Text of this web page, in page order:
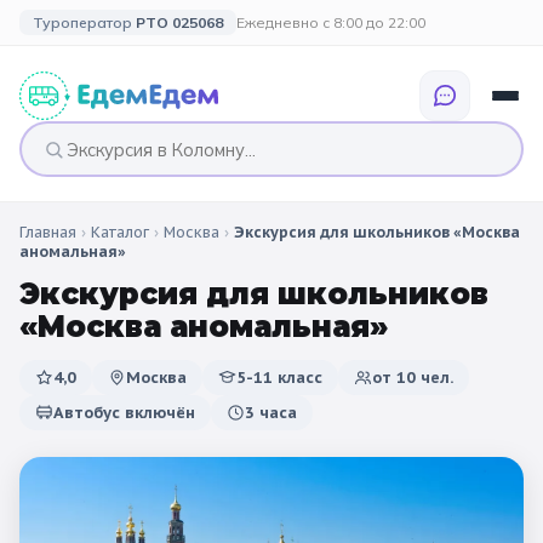
Туроператор РТО 025068 Ежедневно с 8:00 до 22:00
🎉 ПО ПРАЗДНИКАМ
Все праздники
🔔 1 сентября
🗳️ 18 сентября
🥞 Масленица
🍂 Осенние
☀️ Летние
🗓️ ПО ДЛИТЕЛЬНОСТИ
Однодневные
🎉 СОБЫТИЙНЫЕ
каникулы
🎄 Новогодние
🌷 Весенние
🎓 Выпускные
Главная › Каталог › Москва › Экскурсия для школьников «Москва
аномальная»
Экскурсия для школьников
«Москва аномальная»
4,0 Москва 5-11 класс от 10 чел.
Автобус включён
3 часа